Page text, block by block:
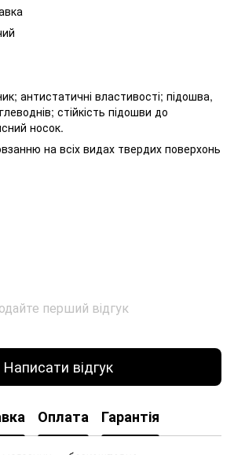
антистатичні властивості; підошва,
стійкість підошви до
носок.
на всіх видах твердих поверхонь
перший відгук
Написати відгук
Оплата Гарантія